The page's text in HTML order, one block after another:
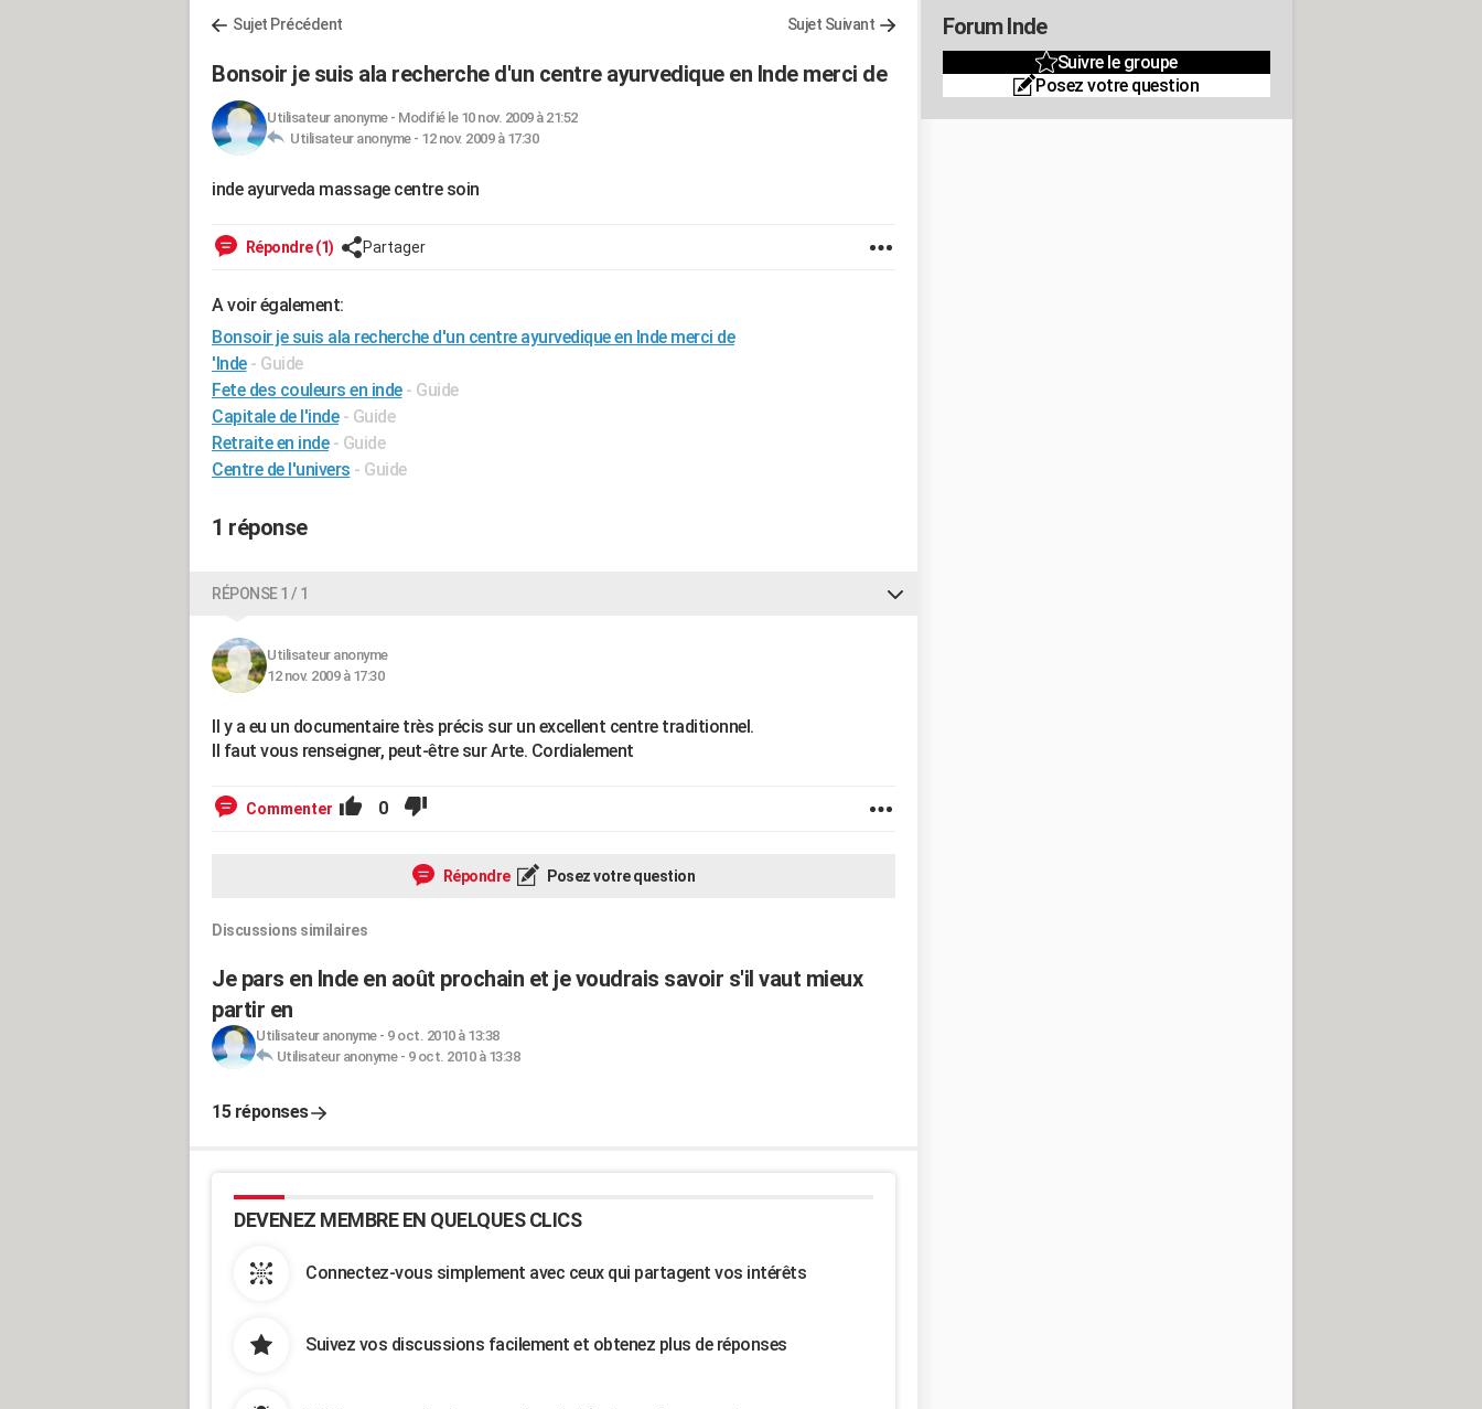
Sujet Précédent Sujet Suivant
Bonsoir je suis ala recherche d'un centre ayurvedique en Inde merci de
Utilisateur anonyme- Modifié le 10 nov. 2009 à 21:52
Utilisateur anonyme - 12 nov. 2009 à 17:30
inde ayurveda massage centre soin
Répondre (1) Partager
A voir également:
Bonsoir je suis ala recherche d'un centre ayurvedique en Inde merci de
'Inde - Guide
Fete des couleurs en inde - Guide
Capitale de l'inde - Guide
Retraite en inde - Guide
Centre de l'univers - Guide
1 réponse
RÉPONSE 1 / 1
Utilisateur anonyme
12 nov. 2009 à 17:30
Il y a eu un documentaire très précis sur un excellent centre traditionnel.
Il faut vous renseigner, peut-être sur Arte. Cordialement
Commenter 0
Répondre Posez votre question
Discussions similaires
Je pars en Inde en août prochain et je voudrais savoir s'il vaut mieux
partir en
Utilisateur anonyme- 9 oct. 2010 à 13:38
Utilisateur anonyme- 9 oct. 2010 à 13:38
15 réponses
DEVENEZ MEMBRE EN QUELQUES CLICS
Connectez-vous simplement avec ceux qui partagent vos intérêts
Suivez vos discussions facilement et obtenez plus de réponses
Forum Inde
Suivre le groupe
Posez votre question